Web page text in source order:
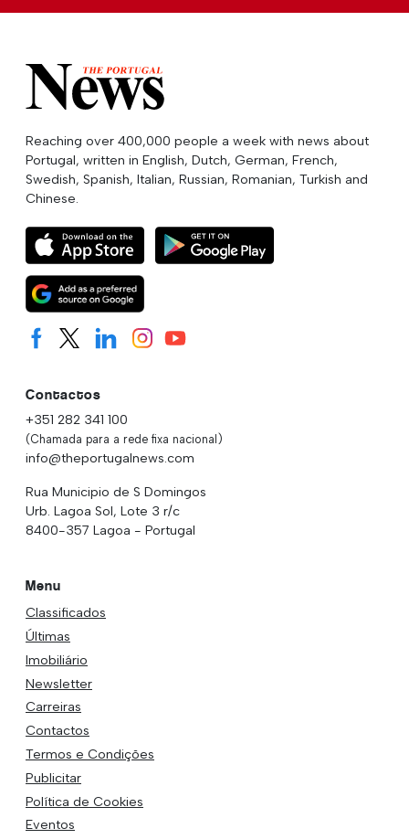
Reaching over 400,000 people a week with news about
Portugal, written in English, Dutch, German, French,
Swedish, Spanish, Italian, Russian, Romanian, Turkish and
Chinese.
Contactos
+351 282 341 100
(Chamada para a rede fixa nacional)
info@theportugalnews.com
Rua Municipio de S Domingos
Urb. Lagoa Sol, Lote 3 r/c
8400-357 Lagoa - Portugal
Menu
Classificados
Últimas
Imobiliário
Newsletter
Carreiras
Contactos
Termos e Condições
Publicitar
Política de Cookies
Eventos